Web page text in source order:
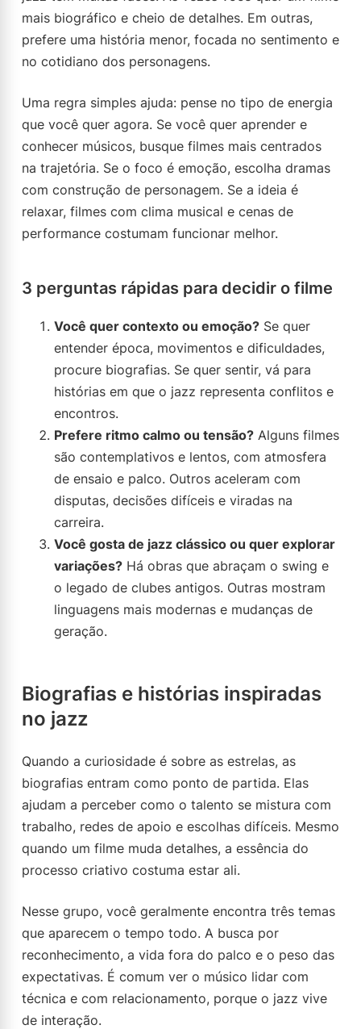
mais biográfico e cheio de detalhes. Em outras,
prefere uma história menor, focada no sentimento e
no cotidiano dos personagens.
Uma regra simples ajuda: pense no tipo de energia
que você quer agora. Se você quer aprender e
conhecer músicos, busque filmes mais centrados
na trajetória. Se o foco é emoção, escolha dramas
com construção de personagem. Se a ideia é
relaxar, filmes com clima musical e cenas de
performance costumam funcionar melhor.
3 perguntas rápidas para decidir o filme
Você quer contexto ou emoção? Se quer
entender época, movimentos e dificuldades,
procure biografias. Se quer sentir, vá para
histórias em que o jazz representa conflitos e
encontros.
Prefere ritmo calmo ou tensão? Alguns filmes
são contemplativos e lentos, com atmosfera
de ensaio e palco. Outros aceleram com
disputas, decisões difíceis e viradas na
carreira.
Você gosta de jazz clássico ou quer explorar
variações? Há obras que abraçam o swing e
o legado de clubes antigos. Outras mostram
linguagens mais modernas e mudanças de
geração.
Biografias e histórias inspiradas
no jazz
Quando a curiosidade é sobre as estrelas, as
biografias entram como ponto de partida. Elas
ajudam a perceber como o talento se mistura com
trabalho, redes de apoio e escolhas difíceis. Mesmo
quando um filme muda detalhes, a essência do
processo criativo costuma estar ali.
Nesse grupo, você geralmente encontra três temas
que aparecem o tempo todo. A busca por
reconhecimento, a vida fora do palco e o peso das
expectativas. É comum ver o músico lidar com
técnica e com relacionamento, porque o jazz vive
de interação.